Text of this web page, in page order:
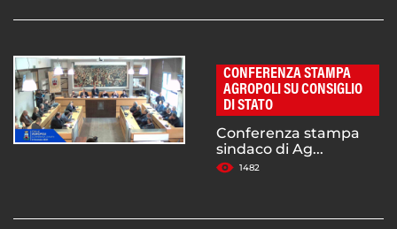
CONFERENZA STAMPA
AGROPOLI SU CONSIGLIO
DI STATO
Conferenza stampa
sindaco di Ag...
1482